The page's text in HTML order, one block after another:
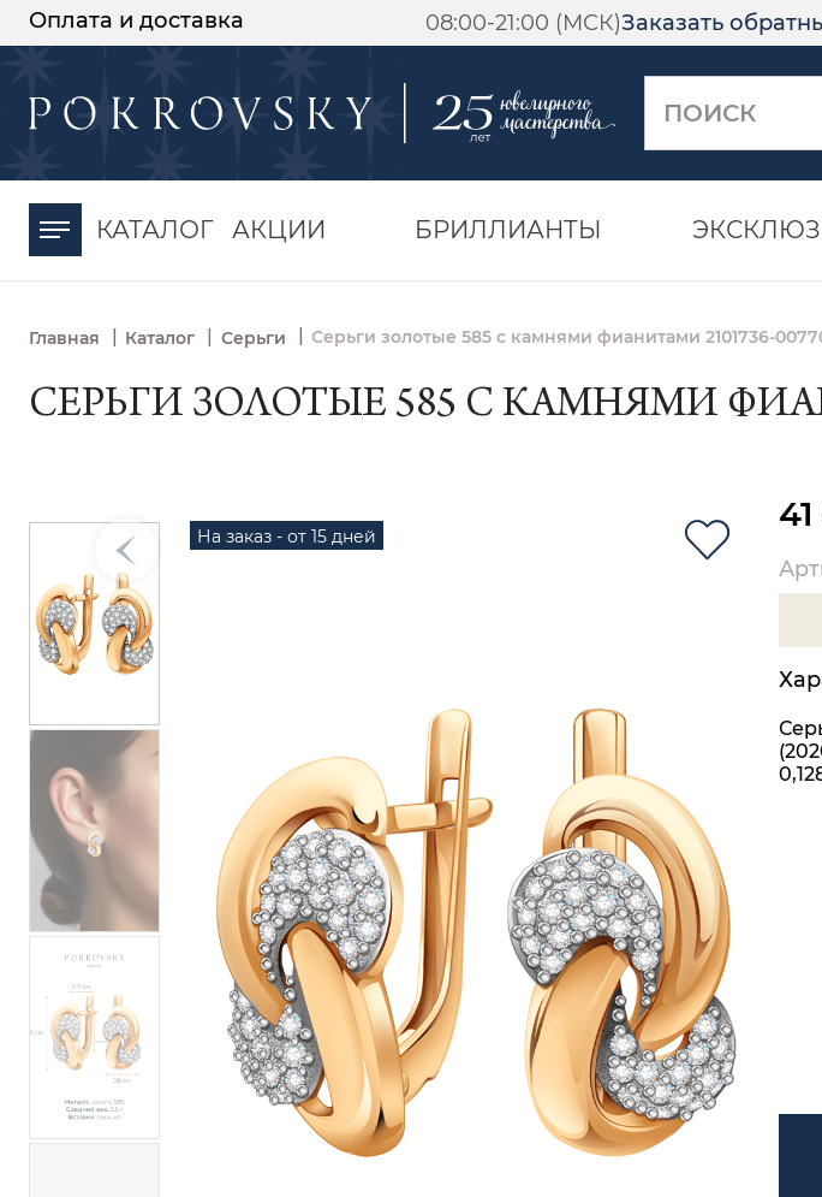
Оплата и доставка 08:00-21:00 (МСК)Заказать
КАТАЛОГ АКЦИИ БРИЛЛИАНТЫ
Главная | Каталог | Серьги Серьги золотые 585 с камнями фианитами 2101736-
СЕРЬГИ ЗОЛОТЫЕ 585 С КАМНЯМИ
На заказ - от 15 дней
-30%
момента оплаты